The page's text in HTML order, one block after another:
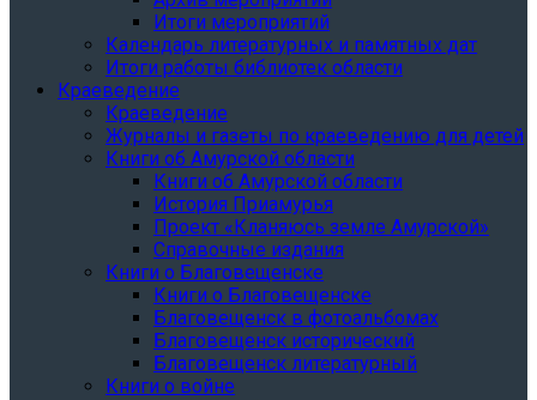
Итоги мероприятий
Календарь литературных и памятных дат
Итоги работы библиотек области
Краеведение
Краеведение
Журналы и газеты по краеведению для детей
Книги об Амурской области
Книги об Амурской области
История Приамурья
Проект «Кланяюсь земле Амурской»
Справочные издания
Книги о Благовещенске
Книги о Благовещенске
Благовещенск в фотоальбомах
Благовещенск исторический
Благовещенск литературный
Книги о войне